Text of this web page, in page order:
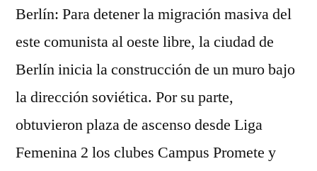
Berlín: Para detener la migración masiva del
este comunista al oeste libre, la ciudad de
Berlín inicia la construcción de un muro bajo
la dirección soviética. Por su parte,
obtuvieron plaza de ascenso desde Liga
Femenina 2 los clubes Campus Promete y